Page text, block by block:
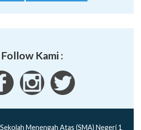
Follow Kami :
Menengah Atas (SMA) Negeri 1